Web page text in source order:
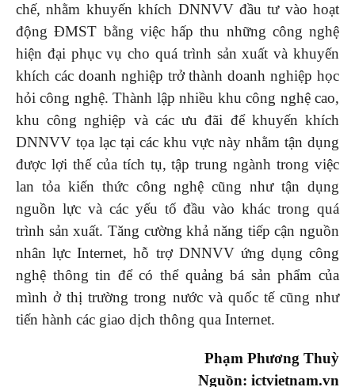
chế, nhằm khuyến khích DNNVV đầu tư vào hoạt
động ĐMST bằng việc hấp thu những công nghệ
hiện đại phục vụ cho quá trình sản xuất và khuyến
khích các doanh nghiệp trở thành doanh nghiệp học
hỏi công nghệ. Thành lập nhiều khu công nghệ cao,
khu công nghiệp và các ưu đãi để khuyến khích
DNNVV tọa lạc tại các khu vực này nhằm tận dụng
được lợi thế của tích tụ, tập trung ngành trong việc
lan tỏa kiến thức công nghệ cũng như tận dụng
nguồn lực và các yếu tố đầu vào khác trong quá
trình sản xuất. Tăng cường khả năng tiếp cận nguồn
nhân lực Internet, hỗ trợ DNNVV ứng dụng công
nghệ thông tin để có thể quảng bá sản phẩm của
mình ở thị trường trong nước và quốc tế cũng như
tiến hành các giao dịch thông qua Internet.
Phạm Phương Thuỳ
Nguồn: ictvietnam.vn